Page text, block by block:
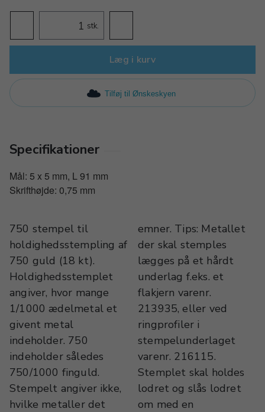
stk.
Læg i kurv
Tilføj til Ønskeskyen
Specifikationer
Mål: 5 x 5 mm, L 91 mm
Skrifthøjde: 0,75 mm
750 stempel til
holdighedsstempling af
750 guld (18 kt).
Holdighedsstemplet
angiver, hvor mange
1/1000 ædelmetal et
givent metal
indeholder. 750
indeholder således
750/1000 finguld.
Stempelt angiver ikke,
hvilke metaller det
emner. Tips: Metallet
der skal stemples
lægges på et hårdt
underlag f.eks. et
flakjern varenr.
213935, eller ved
ringprofiler i
stempelunderlaget
varenr. 216115.
Stemplet skal holdes
lodret og slås lodret
om med en